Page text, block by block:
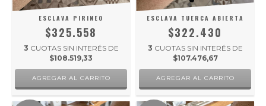
ESCLAVA PIRINEO
$325.558
3 CUOTAS SIN INTERÉS DE
$108.519,33
ESCLAVA TUERCA ABIERTA
$322.430
3 CUOTAS SIN INTERÉS DE
$107.476,67